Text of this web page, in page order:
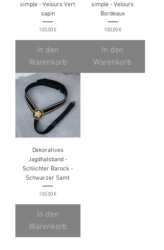
simple - Velours Vert
sapin
Preis
100,00 €
In den
Warenkorb
simple - Velours
Bordeaux
Preis
100,00 €
In den
Warenkorb
Dekoratives
Jagdhalsband -
Schlichter Barock -
Schwarzer Samt
Preis
100,00 €
In den
Warenkorb